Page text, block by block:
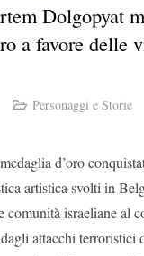
Dolgopyat
a favore delle
Personaggi e Storie
d’oro
artistica svolti in
comunità israeliane al
attacchi terroristici